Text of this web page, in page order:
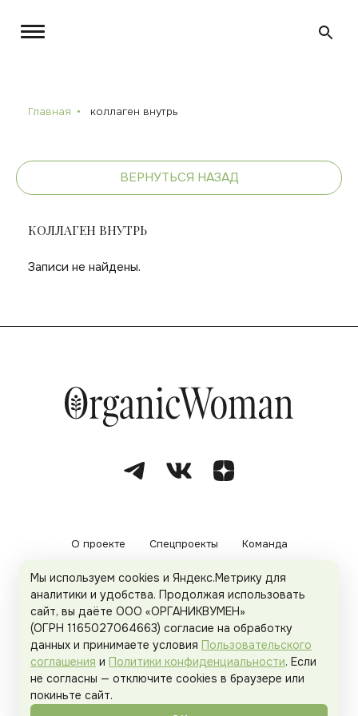
Главная коллаген внутрь
ВЕРНУТЬСЯ НАЗАД
КОЛЛАГЕН ВНУТРЬ
Записи не найдены.
О проекте Спецпроекты Команда
Рекламодателям Политика конфиденциальности
Пользовательское соглашение
Organicwoman.ru . Все права защищены.
Мы используем cookies и Яндекс.Метрику для
аналитики и удобства. Продолжая использовать
сайт, вы даёте ООО «ОРГАНИКВУМЕН»
(ОГРН 1165027064663) согласие на обработку
данных и принимаете условия Пользовательского
соглашения и Политики конфиденциальности. Если
не согласны — отключите cookies в браузере или
покиньте сайт.